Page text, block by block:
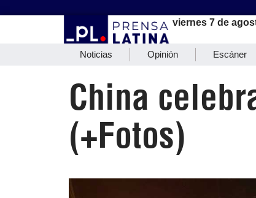
viernes 7 de
Noticias Opinión Escáner
China
(+Fotos)